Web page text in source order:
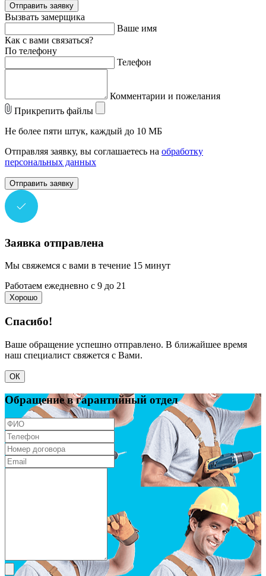
Отправить заявку
Вызвать замерщика
Ваше имя
Как с вами связаться?
По телефону
Телефон
Комментарии и пожелания
Прикрепить файлы
Не более пяти штук, каждый до 10 МБ
Отправляя заявку, вы соглашаетесь на обработку
персональных данных
Отправить заявку
Заявка отправлена
Мы свяжемся с вами в течение 15 минут
Работаем ежедневно с 9 до 21
Хорошо
Спасибо!
Ваше обращение успешно отправлено. В ближайшее время
наш специалист свяжется с Вами.
ОК
Обращение в гарантийный отдел